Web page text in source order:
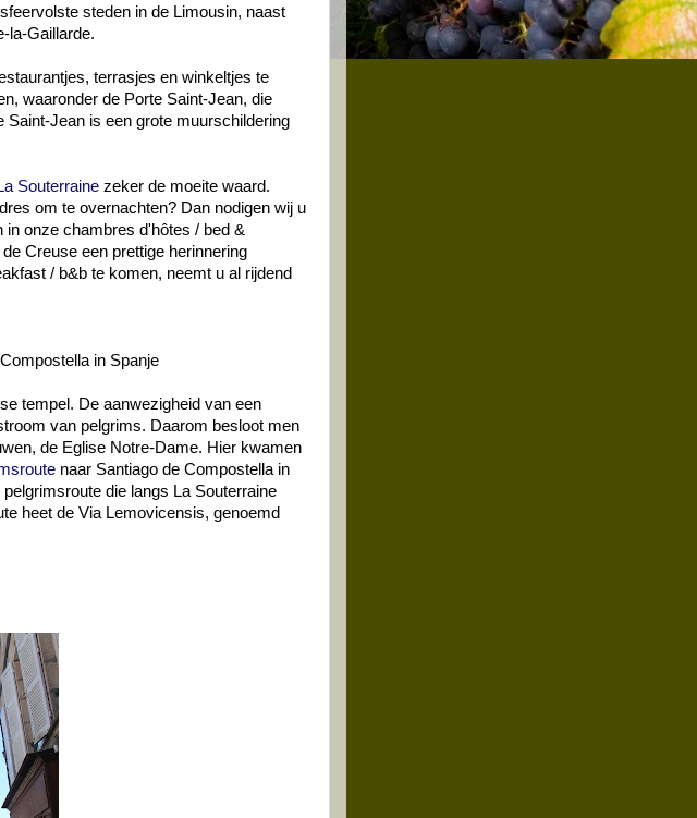
steden in de Limousin, naast
la-Gaillarde.
terrasjes en winkeltjes te
waaronder de Porte Saint-Jean, die
Jean is een grote muurschildering
La Souterraine zeker de moeite waard.
om te overnachten? Dan nodigen wij u
onze chambres d'hôtes / bed &
Creuse een prettige herinnering
/ b&b te komen, neemt u al rijdend
in Spanje
tempel. De aanwezigheid van een
van pelgrims. Daarom besloot men
de Eglise Notre-Dame. Hier kwamen
naar Santiago de Compostella in
die langs La Souterraine
heet de Via Lemovicensis, genoemd